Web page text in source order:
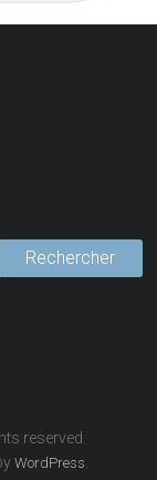
Rechercher
reserved.
WordPress